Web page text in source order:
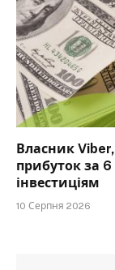
Власник
прибуток за 6
інвестиціям
10 Серпня 2026